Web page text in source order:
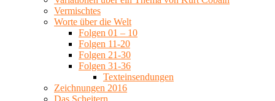
Vermischtes
Worte über die Welt
Folgen 01 – 10
Folgen 11-20
Folgen 21-30
Folgen 31-36
Texteinsendungen
Zeichnungen 2016
Das Scheitern